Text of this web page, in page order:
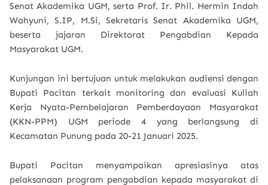
Senat Akademika UGM, serta Prof. Ir. Phil. Hermin Indah
Wahyuni, S.IP, M.Si, Sekretaris Senat Akademika UGM,
beserta jajaran Direktorat Pengabdian Kepada
Masyarakat UGM.
Kunjungan ini bertujuan untuk melakukan audiensi dengan
Bupati Pacitan terkait monitoring dan evaluasi Kuliah
Kerja Nyata-Pembelajaran Pemberdayaan Masyarakat
(KKN-PPM) UGM periode 4 yang berlangsung di
Kecamatan Punung pada 20-21 Januari 2025.
Bupati Pacitan menyampaikan apresiasinya atas
pelaksanaan program pengabdian kepada masyarakat di